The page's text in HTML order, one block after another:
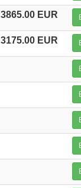
3865.00 EUR
3175.00 EUR